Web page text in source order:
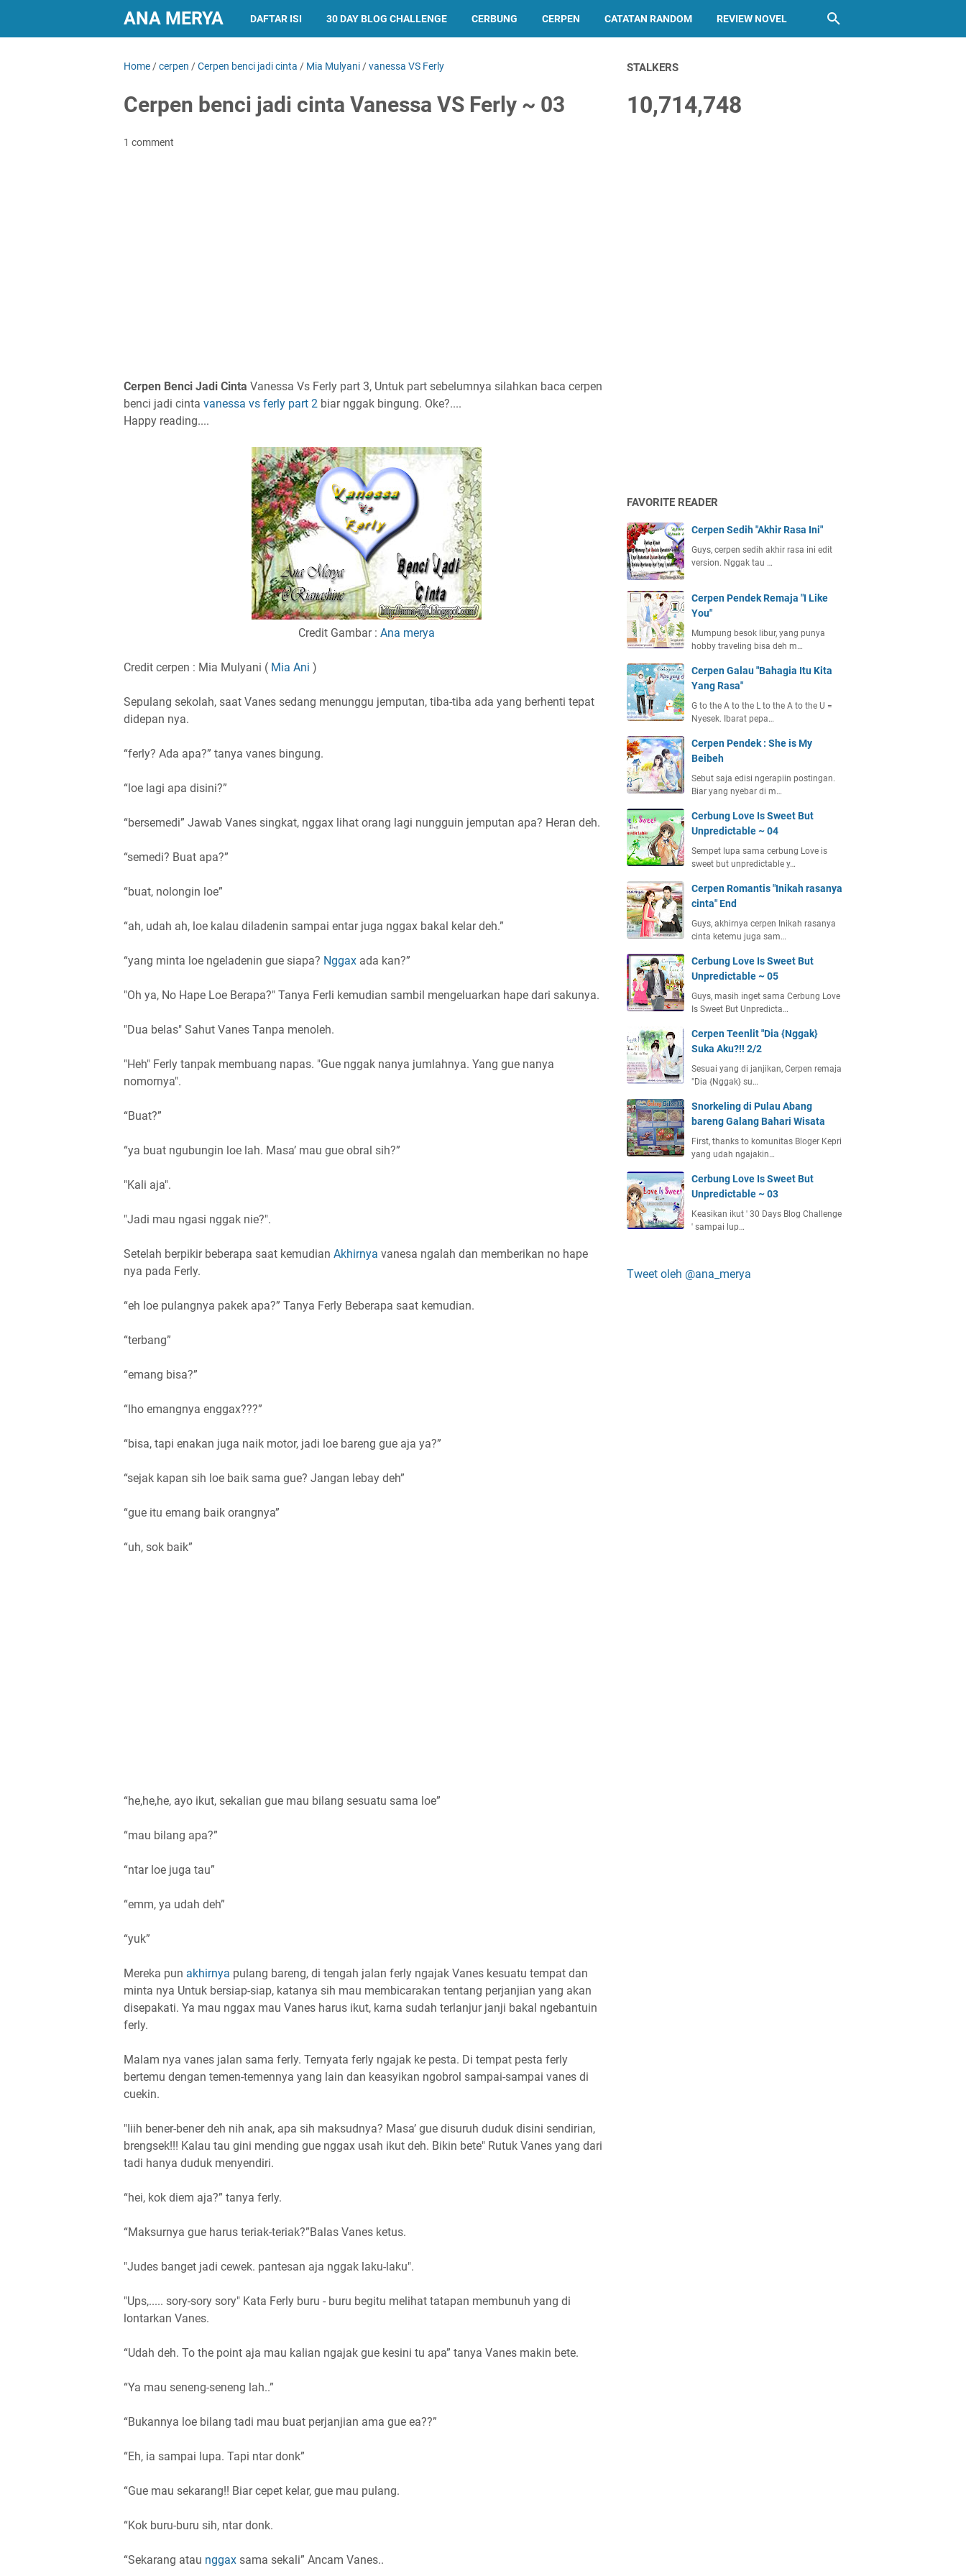
ANA MERYA DAFTAR ISI 30 DAY BLOG CHALLENGE CERBUNG CERPEN CATATAN RANDOM REVIEW NOVEL
Home /cerpen /Cerpen benci jadi cinta / Mia Mulyani /vanessa VS Ferly
Cerpen benci jadi cinta Vanessa VS Ferly ~ 03
1 comment
Cerpen Benci Jadi Cinta Vanessa Vs Ferly part 3, Untuk part sebelumnya silahkan baca cerpen
benci jadi cinta vanessa vs ferly part 2 biar nggak bingung. Oke?....
Happy reading....
Credit Gambar : Ana merya
Credit cerpen : Mia Mulyani ( Mia Ani )
Sepulang sekolah, saat Vanes sedang menunggu jemputan, tiba-tiba ada yang berhenti tepat
didepan nya.
“ferly? Ada apa?” tanya vanes bingung.
“loe lagi apa disini?”
“bersemedi” Jawab Vanes singkat, nggax lihat orang lagi nungguin jemputan apa? Heran deh.
“semedi? Buat apa?”
“buat, nolongin loe”
“ah, udah ah, loe kalau diladenin sampai entar juga nggax bakal kelar deh.”
“yang minta loe ngeladenin gue siapa? Nggax ada kan?”
"Oh ya, No Hape Loe Berapa?" Tanya Ferli kemudian sambil mengeluarkan hape dari sakunya.
"Dua belas" Sahut Vanes Tanpa menoleh.
"Heh" Ferly tanpak membuang napas. "Gue nggak nanya jumlahnya. Yang gue nanya
nomornya".
“Buat?”
“ya buat ngubungin loe lah. Masa’ mau gue obral sih?”
"Kali aja".
"Jadi mau ngasi nggak nie?".
Setelah berpikir beberapa saat kemudian Akhirnya vanesa ngalah dan memberikan no hape
nya pada Ferly.
“eh loe pulangnya pakek apa?” Tanya Ferly Beberapa saat kemudian.
“terbang”
“emang bisa?”
“lho emangnya enggax???”
“bisa, tapi enakan juga naik motor, jadi loe bareng gue aja ya?”
“sejak kapan sih loe baik sama gue? Jangan lebay deh”
“gue itu emang baik orangnya”
“uh, sok baik”
“he,he,he, ayo ikut, sekalian gue mau bilang sesuatu sama loe”
“mau bilang apa?”
“ntar loe juga tau”
“emm, ya udah deh”
“yuk”
Mereka pun akhirnya pulang bareng, di tengah jalan ferly ngajak Vanes kesuatu tempat dan
minta nya Untuk bersiap-siap, katanya sih mau membicarakan tentang perjanjian yang akan
disepakati. Ya mau nggax mau Vanes harus ikut, karna sudah terlanjur janji bakal ngebantuin
ferly.
Malam nya vanes jalan sama ferly. Ternyata ferly ngajak ke pesta. Di tempat pesta ferly
bertemu dengan temen-temennya yang lain dan keasyikan ngobrol sampai-sampai vanes di
cuekin.
"Iiih bener-bener deh nih anak, apa sih maksudnya? Masa’ gue disuruh duduk disini sendirian,
brengsek!!! Kalau tau gini mending gue nggax usah ikut deh. Bikin bete" Rutuk Vanes yang dari
tadi hanya duduk menyendiri.
“hei, kok diem aja?” tanya ferly.
“Maksurnya gue harus teriak-teriak?”Balas Vanes ketus.
"Judes banget jadi cewek. pantesan aja nggak laku-laku".
"Ups,..... sory-sory sory" Kata Ferly buru - buru begitu melihat tatapan membunuh yang di
lontarkan Vanes.
“Udah deh. To the point aja mau kalian ngajak gue kesini tu apa” tanya Vanes makin bete.
“Ya mau seneng-seneng lah..”
“Bukannya loe bilang tadi mau buat perjanjian ama gue ea??”
“Eh, ia sampai lupa. Tapi ntar donk”
“Gue mau sekarang!! Biar cepet kelar, gue mau pulang.
“Kok buru-buru sih, ntar donk.
“Sekarang atau nggax sama sekali” Ancam Vanes..
STALKERS
10,714,748
FAVORITE READER
Cerpen Sedih "Akhir Rasa Ini"
Guys, cerpen sedih akhir rasa ini edit
version. Nggak tau …
Cerpen Pendek Remaja "I Like
You"
Mumpung besok libur, yang punya
hobby traveling bisa deh m…
Cerpen Galau "Bahagia Itu Kita
Yang Rasa"
G to the A to the L to the A to the U =
Nyesek. Ibarat pepa…
Cerpen Pendek : She is My
Beibeh
Sebut saja edisi ngerapiin postingan.
Biar yang nyebar di m…
Cerbung Love Is Sweet But
Unpredictable ~ 04
Sempet lupa sama cerbung Love is
sweet but unpredictable y…
Cerpen Romantis "Inikah rasanya
cinta" End
Guys, akhirnya cerpen Inikah rasanya
cinta ketemu juga sam…
Cerbung Love Is Sweet But
Unpredictable ~ 05
Guys, masih inget sama Cerbung Love
Is Sweet But Unpredicta…
Cerpen Teenlit "Dia {Nggak}
Suka Aku?!! 2/2
Sesuai yang di janjikan, Cerpen remaja
"Dia {Nggak} su…
Snorkeling di Pulau Abang
bareng Galang Bahari Wisata
First, thanks to komunitas Bloger Kepri
yang udah ngajakin…
Cerbung Love Is Sweet But
Unpredictable ~ 03
Keasikan ikut ' 30 Days Blog Challenge
' sampai lup…
Tweet oleh @ana_merya